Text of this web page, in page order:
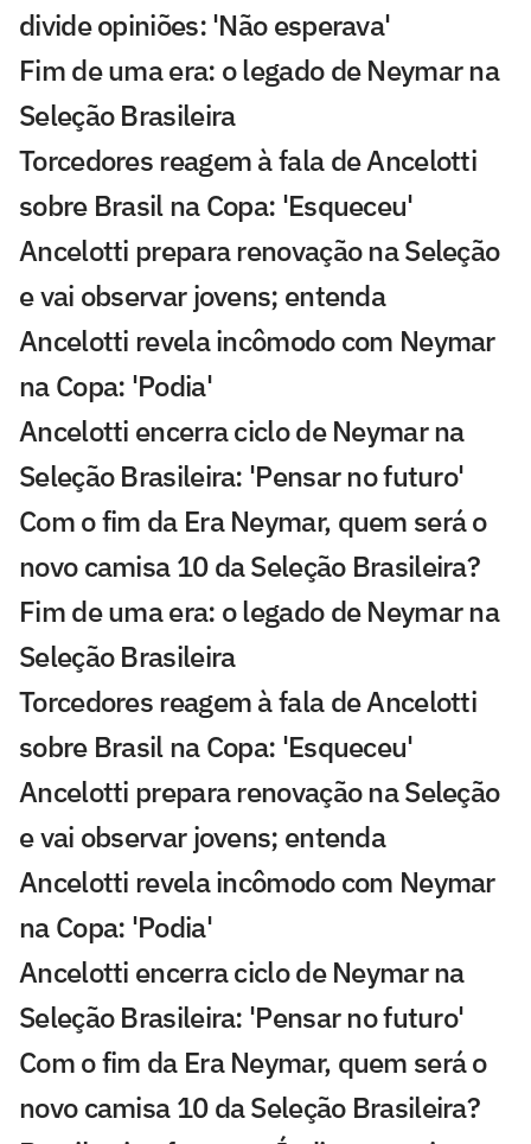
divide opiniões: 'Não esperava'
Fim de uma era: o legado de Neymar na
Seleção Brasileira
Torcedores reagem à fala de Ancelotti
sobre Brasil na Copa: 'Esqueceu'
Ancelotti prepara renovação na Seleção
e vai observar jovens; entenda
Ancelotti revela incômodo com Neymar
na Copa: 'Podia'
Ancelotti encerra ciclo de Neymar na
Seleção Brasileira: 'Pensar no futuro'
Com o fim da Era Neymar, quem será o
novo camisa 10 da Seleção Brasileira?
Fim de uma era: o legado de Neymar na
Seleção Brasileira
Torcedores reagem à fala de Ancelotti
sobre Brasil na Copa: 'Esqueceu'
Ancelotti prepara renovação na Seleção
e vai observar jovens; entenda
Ancelotti revela incômodo com Neymar
na Copa: 'Podia'
Ancelotti encerra ciclo de Neymar na
Seleção Brasileira: 'Pensar no futuro'
Com o fim da Era Neymar, quem será o
novo camisa 10 da Seleção Brasileira?